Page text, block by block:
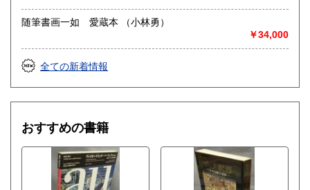
随筆書画一如 愛蔵本 （小林勇）
￥34,000
全ての新着情報
おすすめの書籍